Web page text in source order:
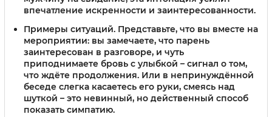
впечатление искренности и заинтересованности.
Примеры ситуаций. Представьте, что вы вместе на
мероприятии: вы замечаете, что парень
заинтересован в разговоре, и чуть
приподнимаете бровь с улыбкой – сигнал о том,
что ждёте продолжения. Или в непринуждённой
беседе слегка касаетесь его руки, смеясь над
шуткой – это невинный, но действенный способ
показать симпатию.